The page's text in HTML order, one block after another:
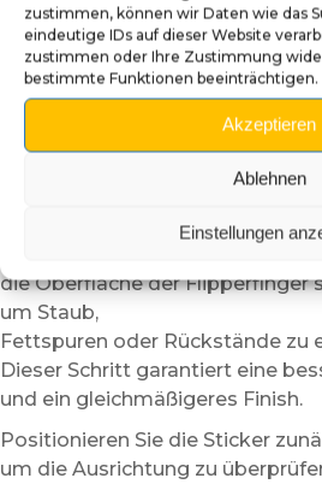
zustimmen, können wir Daten wie das
eindeutige IDs auf dieser Website
zustimmen oder Ihre Zustimmung
bestimmte Funktionen beeinträchtigen.
Akzeptieren
Ablehnen
Einstellungen
während sie ihr sauberes und
Erscheinungsbild behalten.
Selbst nach mehreren „nur noch
Runden,
die irgendwie um 2 Uhr morgens
Einfache und
Vor der Installation
die Oberfläche der Flipperfinger
um Staub,
Fettspuren oder Rückstände zu
Dieser Schritt garantiert eine
und ein gleichmäßigeres Finish.
Positionieren Sie die Sticker
um die Ausrichtung zu